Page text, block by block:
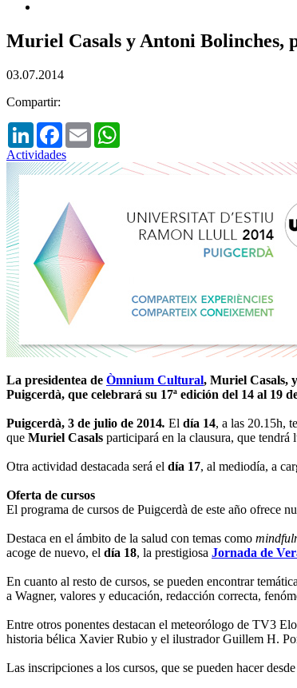
Muriel Casals y Antoni Bolinches,
03.07.2014
Compartir:
LinkedInFacebook
Email
Actividades
La presidentea de Òmnium Cultural, Muriel Casals,
Puigcerdà, que celebrará su 17ª edición del 14 al 19
Puigcerdà, 3 de julio de 2014. El día 14, a las 20.15h,
que Muriel Casals participará en la clausura, que tendrá
Otra actividad destacada será el día 17, al mediodía, a
Oferta de cursos
El programa de cursos de Puigcerdà de este año ofrece
Destaca en el ámbito de la salud con temas como
acoge de nuevo, el día 18, la prestigiosa Jornada de
En cuanto al resto de cursos, se pueden encontrar
a Wagner, valores y educación, redacción correcta,
Entre otros ponentes destacan el meteorólogo de TV3
historia bélica Xavier Rubio y el ilustrador Guillem H.
Las inscripciones a los cursos, que se pueden hacer desde